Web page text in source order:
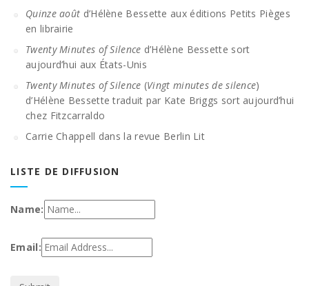
Quinze août d’Hélène Bessette aux éditions Petits Pièges
en librairie
Twenty Minutes of Silence d’Hélène Bessette sort
aujourd’hui aux États-Unis
Twenty Minutes of Silence (Vingt minutes de silence)
d’Hélène Bessette traduit par Kate Briggs sort aujourd’hui
chez Fitzcarraldo
Carrie Chappell dans la revue Berlin Lit
LISTE DE DIFFUSION
Name:
Email: